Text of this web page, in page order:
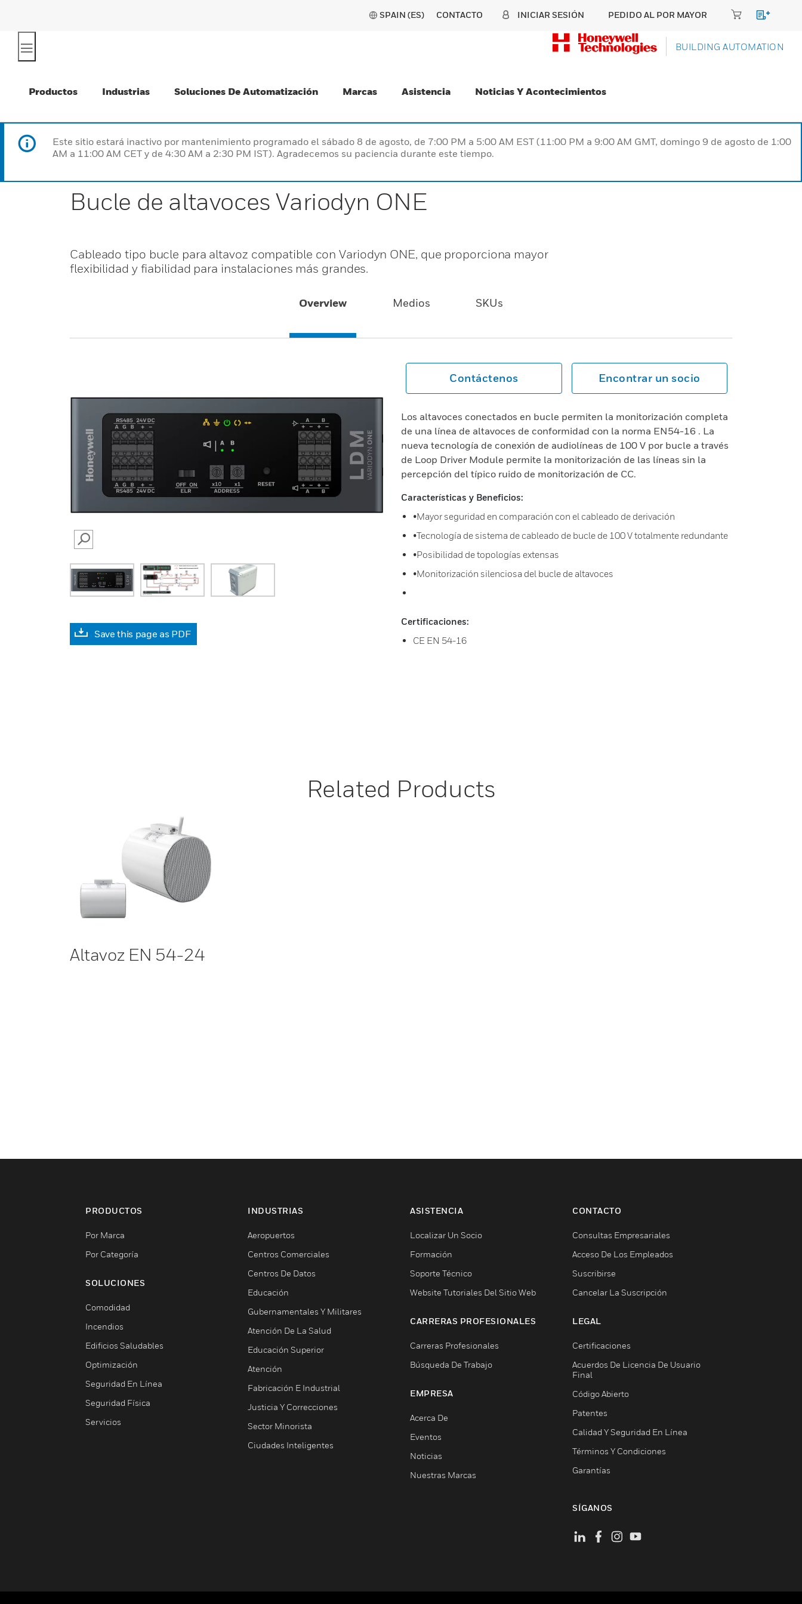
SPAIN (ES) CONTACTO INICIAR SESIÓN PEDIDO AL POR MAYOR
BUILDING AUTOMATION
Productos Industrias Soluciones De Automatización Marcas Asistencia Noticias Y Acontecimientos
Este sitio estará inactivo por mantenimiento programado el sábado 8 de agosto, de 7:00 PM a 5:00 AM EST (11:00 PM a 9:00 AM GMT, domingo 9 de agosto de 1:00
AM a 11:00 AM CET y de 4:30 AM a 2:30 PM IST). Agradecemos su paciencia durante este tiempo.
Bucle de altavoces Variodyn ONE
Cableado tipo bucle para altavoz compatible con Variodyn ONE, que proporciona mayor
flexibilidad y fiabilidad para instalaciones más grandes.
Overview Medios SKUs
SEARCH
Save this page as PDF
Contáctenos Encontrar un socio
Los altavoces conectados en bucle permiten la monitorización completa
de una línea de altavoces de conformidad con la norma EN54-16 . La
nueva tecnología de conexión de audiolíneas de 100 V por bucle a través
de Loop Driver Module permite la monitorización de las líneas sin la
percepción del típico ruido de monitorización de CC.
Características y Beneficios:
•Mayor seguridad en comparación con el cableado de derivación
•Tecnología de sistema de cableado de bucle de 100 V totalmente redundante
•Posibilidad de topologías extensas
•Monitorización silenciosa del bucle de altavoces
Certificaciones:
CE EN 54-16
Related Products
Altavoz EN 54-24
PRODUCTOS
Por Marca
Por Categoría
SOLUCIONES
Comodidad
Incendios
Edificios Saludables
Optimización
Seguridad En Línea
Seguridad Física
Servicios
INDUSTRIAS
Aeropuertos
Centros Comerciales
Centros De Datos
Educación
Gubernamentales Y Militares
Atención De La Salud
Educación Superior
Atención
Fabricación E Industrial
Justicia Y Correcciones
Sector Minorista
Ciudades Inteligentes
ASISTENCIA
Localizar Un Socio
Formación
Soporte Técnico
Website Tutoriales Del Sitio Web
CARRERAS PROFESIONALES
Carreras Profesionales
Búsqueda De Trabajo
EMPRESA
Acerca De
Eventos
Noticias
Nuestras Marcas
CONTACTO
Consultas Empresariales
Acceso De Los Empleados
Suscribirse
Cancelar La Suscripción
LEGAL
Certificaciones
Acuerdos De Licencia De Usuario
Final
Código Abierto
Patentes
Calidad Y Seguridad En Línea
Términos Y Condiciones
Garantías
SÍGANOS